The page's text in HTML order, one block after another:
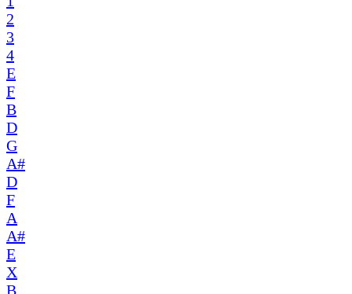
2
3
4
E
F
B
D
G
A#
D
F
A
A#
E
X
B